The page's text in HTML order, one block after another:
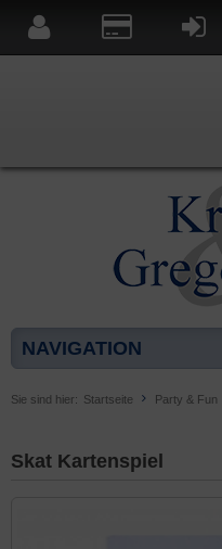
NAVIGATION
Sie sind hier: Startseite Party & Fun
Skat Kartenspiel